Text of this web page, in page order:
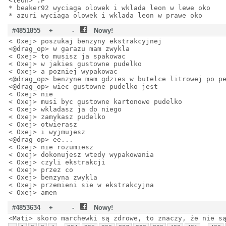
* beaker92 wyciaga olowek i wklada leon w lewe oko
* azuri wyciaga olowek i wklada leon w prawe oko
#4851855 + -
Nowy!
< Oxej> poszukaj benzyny ekstrakcyjnej
<@drag_op> w garazu mam zwykla
< Oxej> to musisz ja spakowac
< Oxej> w jakies gustowne pudelko
< Oxej> a pozniej wypakowac
<@drag_op> benzyne mam gdzies w butelce litrowej po
<@drag_op> wiec gustowne pudelko jest
< Oxej> nie
< Oxej> musi byc gustowne kartonowe pudelko
< Oxej> wkladasz ja do niego
< Oxej> zamykasz pudelko
< Oxej> otwierasz
< Oxej> i wyjmujesz
<@drag_op> ee...
< Oxej> nie rozumiesz
< Oxej> dokonujesz wtedy wypakowania
< Oxej> czyli ekstrakcji
< Oxej> przez co
< Oxej> benzyna zwykla
< Oxej> przemieni sie w ekstrakcyjna
< Oxej> amen
#4853634 + -
Nowy!
<Mati> skoro marchewki są zdrowe, to znaczy, że nie